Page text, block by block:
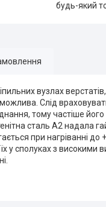
будь-який
вузлах
Слід
тому частіше
сталь А2 надала
при нагріванні
у сполуках з високими